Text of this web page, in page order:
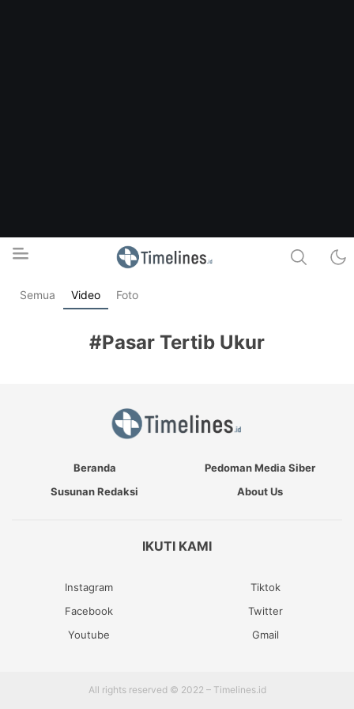
Timelines.id
Media Literasi, Sejarah & Budaya
Semua Video Foto
#Pasar Tertib Ukur
Beranda
Pedoman Media Siber
Susunan Redaksi
About Us
IKUTI KAMI
Instagram
Tiktok
Facebook
Twitter
Youtube
Gmail
All rights reserved © 2022 – Timelines.id